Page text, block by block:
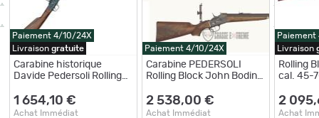
Paiement 4/10/24X
Livraison gratuite
Carabine historique
Davide Pedersoli Rolling
métallique - Cal. 45-70 -
45-7
1 654,10 €
Achat Immédiat
Paiement 4/10/24X
Carabine PEDERSOLI
Rolling Block John Bodine
2 538,00 €
Achat Immédiat
Livraison
Rolling
cal. 45-
2
Achat